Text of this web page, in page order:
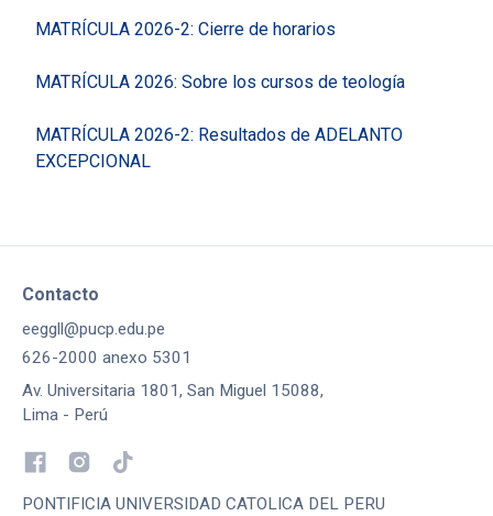
MATRÍCULA 2026-2: Cierre de horarios
MATRÍCULA 2026: Sobre los cursos de teología
MATRÍCULA 2026-2: Resultados de ADELANTO
EXCEPCIONAL
Contacto
eeggll@pucp.edu.pe
626-2000 anexo 5301
Av. Universitaria 1801, San Miguel 15088,
Lima - Perú
PONTIFICIA UNIVERSIDAD CATOLICA DEL PERU